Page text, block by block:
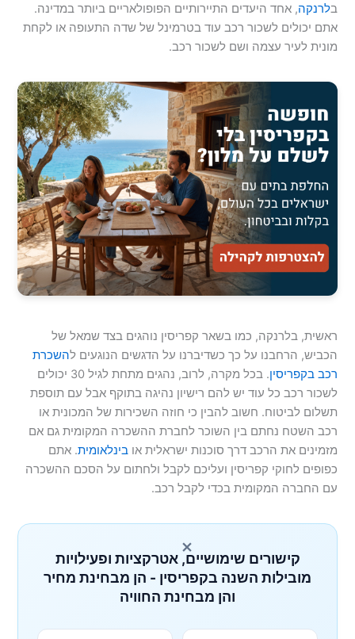
בלרנקה, אחד היעדים התיירותיים הפופולאריים ביותר במדינה.
אתם יכולים לשכור רכב עוד בטרמינל של שדה התעופה או לקחת
מונית לעיר עצמה ושם לשכור רכב.
ראשית, בלרנקה, כמו בשאר קפריסין נוהגים בצד שמאל של
הכביש, הרחבנו על כך כשדיברנו על הדגשים הנוגעים להשכרת
רכב בקפריסין
. בכל מקרה, לרוב, נהגים מתחת לגיל 30 יכולים
לשכור רכב כל עוד יש להם רישיון נהיגה בתוקף אבל עם תוספת
תשלום לביטוח. חשוב להבין כי חוזה השכירות של המכונית או
רכב השטח נחתם בין השוכר לחברת ההשכרה המקומית גם אם
מזמינים את הרכב דרך סוכנות ישראלית אובינלאומית. אתם
כפופים לחוקי קפריסין ועליכם לקבל ולחתום על הסכם ההשכרה
עם החברה המקומית בכדי לקבל רכב.
×
קישורים שימושיים, אטרקציות ופעילויות
מובילות השנה בקפריסין - הן מבחינת מחיר
והן מבחינת החוויה